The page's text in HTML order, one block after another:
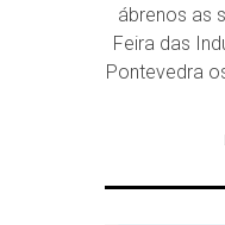
ábrenos as
Feira das
Pontevedra